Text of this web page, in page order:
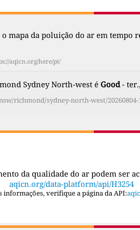
mapa da poluição do ar em tempo
aqicn.org/here/pt/
Sydney North-west éGood- ter.,
richmond/sydney-north-west/20260804-
da qualidade do ar podem ser
aqicn.org/data-platform/api/H3254
informações, verifique a página da API: